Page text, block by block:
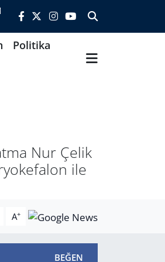
Politika
Nur Çelik
ile
A+
BEĞEN